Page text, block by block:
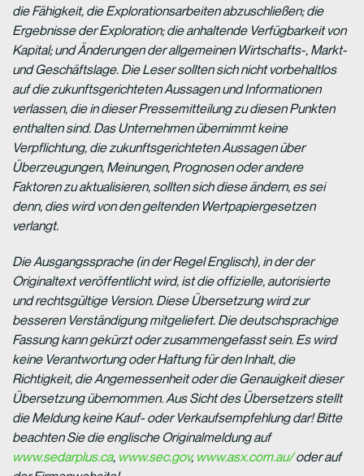
die Fähigkeit, die Explorationsarbeiten abzuschließen; die
Ergebnisse der Exploration; die anhaltende Verfügbarkeit von
Kapital; und Änderungen der allgemeinen Wirtschafts-, Markt-
und Geschäftslage. Die Leser sollten sich nicht vorbehaltlos
auf die zukunftsgerichteten Aussagen und Informationen
verlassen, die in dieser Pressemitteilung zu diesen Punkten
enthalten sind. Das Unternehmen übernimmt keine
Verpflichtung, die zukunftsgerichteten Aussagen über
Überzeugungen, Meinungen, Prognosen oder andere
Faktoren zu aktualisieren, sollten sich diese ändern, es sei
denn, dies wird von den geltenden Wertpapiergesetzen
verlangt.
Die Ausgangssprache (in der Regel Englisch), in der der
Originaltext veröffentlicht wird, ist die offizielle, autorisierte
und rechtsgültige Version. Diese Übersetzung wird zur
besseren Verständigung mitgeliefert. Die deutschsprachige
Fassung kann gekürzt oder zusammengefasst sein. Es wird
keine Verantwortung oder Haftung für den Inhalt, die
Richtigkeit, die Angemessenheit oder die Genauigkeit dieser
Übersetzung übernommen. Aus Sicht des Übersetzers stellt
die Meldung keine Kauf- oder Verkaufsempfehlung dar! Bitte
beachten Sie die englische Originalmeldung auf
www.sedarplus.ca, www.sec.gov, www.asx.com.au/oder auf